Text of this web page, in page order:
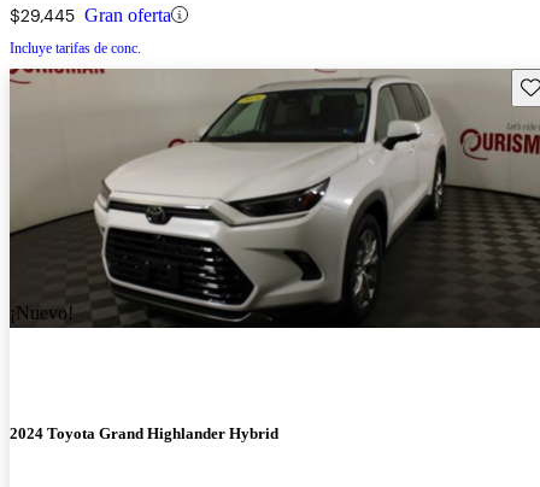
$29,445 Gran oferta
Incluye tarifas de conc.
¡Nuevo!
2024 Toyota Grand Highlander Hybrid